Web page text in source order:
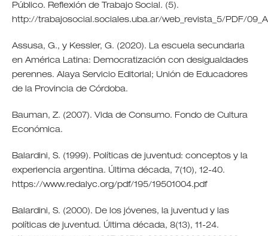
Público. Reflexión de Trabajo Social. (5).
http://trabajosocial.sociales.uba.ar/web_revista_5/PDF/
Assusa, G., y Kessler, G. (2020). La escuela secundaria
en América Latina: Democratización con desigualdades
perennes. Alaya Servicio Editorial; Unión de Educadores
de la Provincia de Córdoba.
Bauman, Z. (2007). Vida de Consumo. Fondo de Cultura
Económica.
Balardini, S. (1999). Políticas de juventud: conceptos y la
experiencia argentina. Última década, 7(10), 12-40.
https://www.redalyc.org/pdf/195/19501004.pdf
Balardini, S. (2000). De los jóvenes, la juventud y las
políticas de juventud. Última década, 8(13), 11-24.